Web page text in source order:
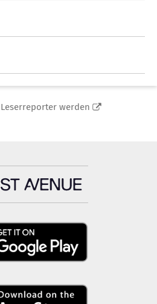
Leserreporter werden